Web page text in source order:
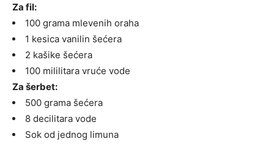
Za fil:
100 grama mlevenih oraha
1 kesica vanilin šećera
2 kašike šećera
100 mililitara vruće vode
Za šerbet:
500 grama šećera
8 decilitara vode
Sok od jednog limuna